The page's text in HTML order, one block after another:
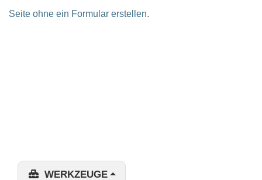
Seite ohne ein Formular erstellen.
WERKZEUGE